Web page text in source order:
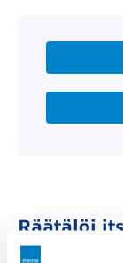
Räätälöi